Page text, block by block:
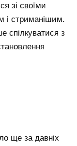
зі своїми
і стриманішим.
спілкуватися з
ще за давніх